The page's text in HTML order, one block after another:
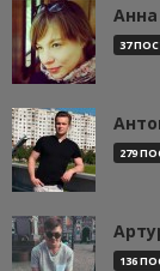
37
279
136